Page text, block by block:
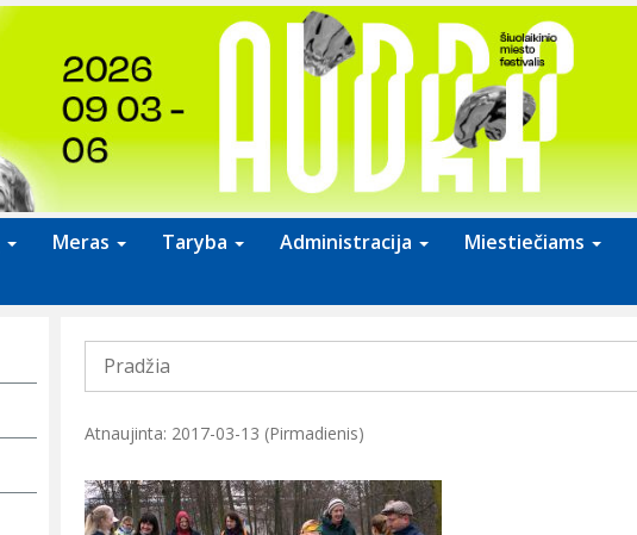
Meras Taryba Administracija Miestiečiams
Pradžia
Atnaujinta: 2017-03-13 (Pirmadienis)